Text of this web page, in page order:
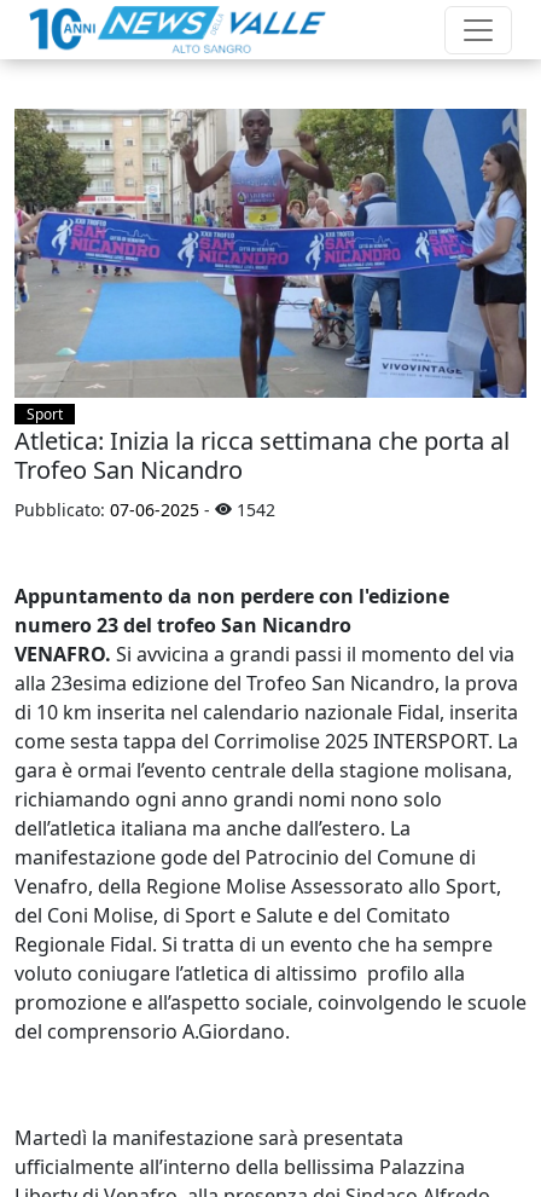
Sport
Atletica: Inizia la ricca settimana che porta al
Trofeo San Nicandro
Pubblicato: 07-06-2025 - 1542
Appuntamento da non perdere con l'edizione
numero 23 del trofeo San Nicandro
VENAFRO. Si avvicina a grandi passi il momento del via
alla 23esima edizione del Trofeo San Nicandro, la prova
di 10 km inserita nel calendario nazionale Fidal, inserita
come sesta tappa del Corrimolise 2025 INTERSPORT. La
gara è ormai l’evento centrale della stagione molisana,
richiamando ogni anno grandi nomi nono solo
dell’atletica italiana ma anche dall’estero. La
manifestazione gode del Patrocinio del Comune di
Venafro, della Regione Molise Assessorato allo Sport,
del Coni Molise, di Sport e Salute e del Comitato
Regionale Fidal. Si tratta di un evento che ha sempre
voluto coniugare l’atletica di altissimo profilo alla
promozione e all’aspetto sociale, coinvolgendo le scuole
del comprensorio A.Giordano.
Martedì la manifestazione sarà presentata
ufficialmente all’interno della bellissima Palazzina